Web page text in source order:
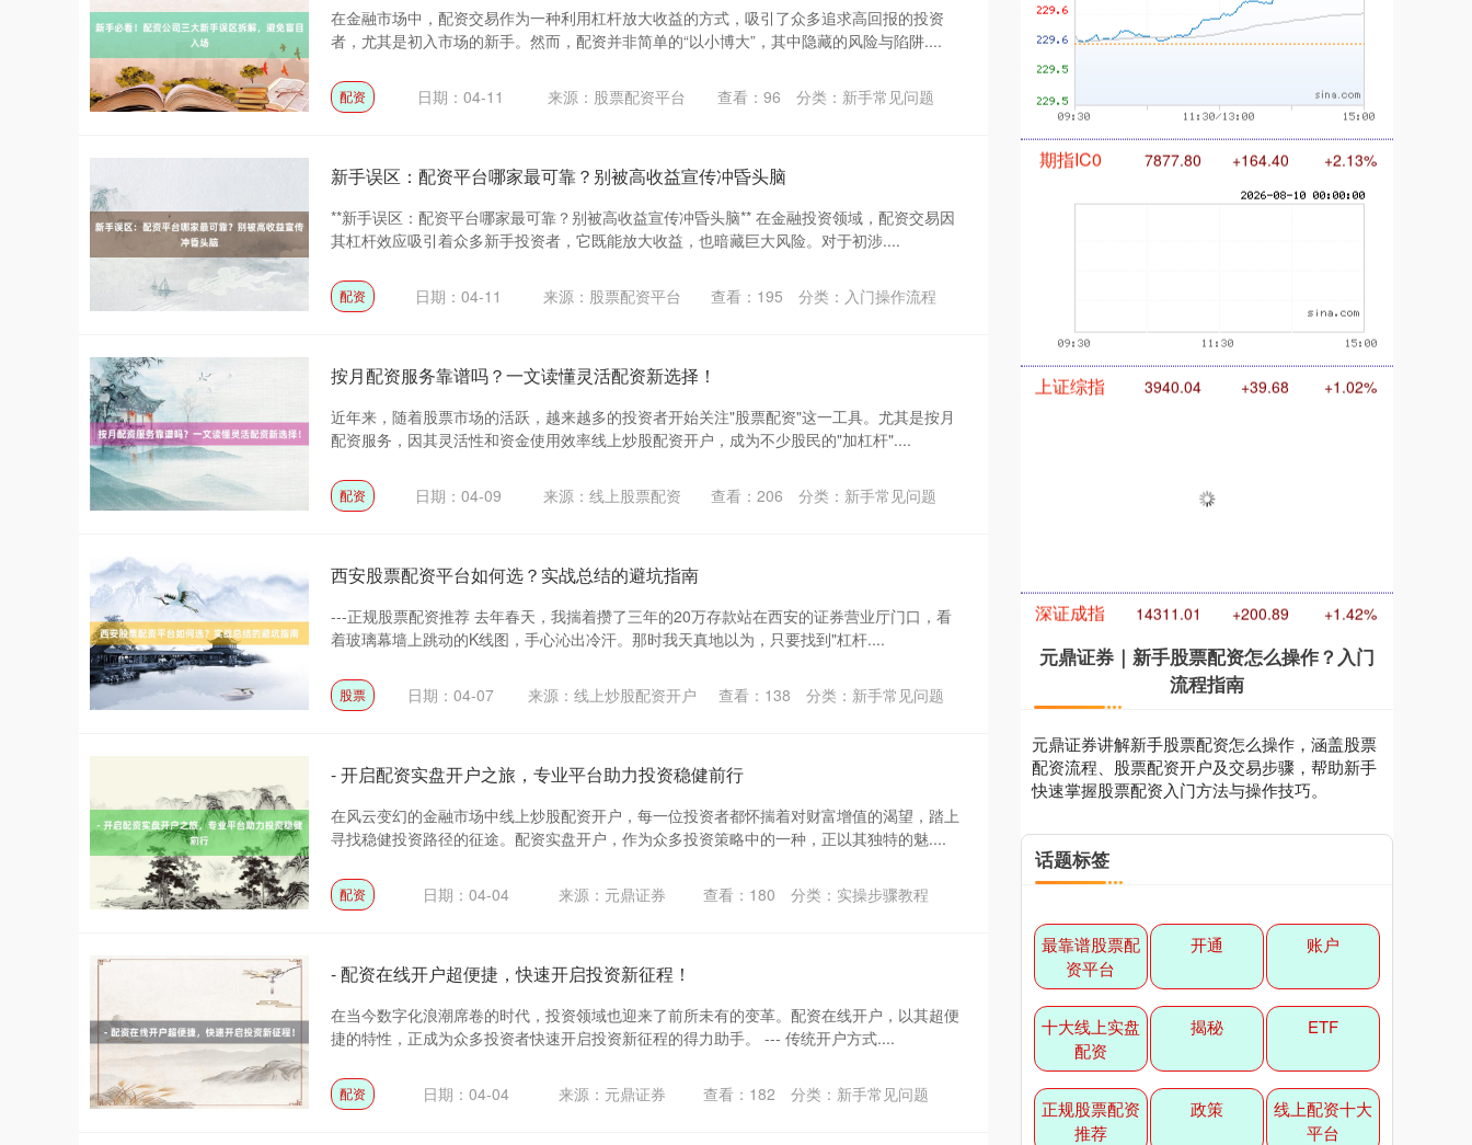
在金融市场中，配资交易作为一种利用杠杆放大收益的方式，吸引了众多追求高回报的投资
者，尤其是初入市场的新手。然而，配资并非简单的“以小博大”，其中隐藏的风险与陷阱....
配资 日期：04-11 来源：股票配资平台 查看： 96 分类： 新手常见问题
新手误区：配资平台哪家最可靠？别被高收益宣传冲昏头脑
**新手误区：配资平台哪家最可靠？别被高收益宣传冲昏头脑** 在金融投资领域，配资交易因
其杠杆效应吸引着众多新手投资者，它既能放大收益，也暗藏巨大风险。对于初涉....
配资 日期：04-11 来源：股票配资平台 查看： 195 分类： 入门操作流程
按月配资服务靠谱吗？一文读懂灵活配资新选择！
近年来，随着股票市场的活跃，越来越多的投资者开始关注"股票配资"这一工具。尤其是按月
配资服务，因其灵活性和资金使用效率线上炒股配资开户，成为不少股民的"加杠杆"....
配资 日期：04-09 来源：线上股票配资 查看： 206 分类： 新手常见问题
西安股票配资平台如何选？实战总结的避坑指南
---正规股票配资推荐 去年春天，我揣着攒了三年的20万存款站在西安的证券营业厅门口，看
着玻璃幕墙上跳动的K线图，手心沁出冷汗。那时我天真地以为，只要找到"杠杆....
股票 日期：04-07 来源：线上炒股配资开户 查看： 138 分类： 新手常见问题
- 开启配资实盘开户之旅，专业平台助力投资稳健前行
在风云变幻的金融市场中线上炒股配资开户，每一位投资者都怀揣着对财富增值的渴望，踏上
寻找稳健投资路径的征途。配资实盘开户，作为众多投资策略中的一种，正以其独特的魅....
配资 日期：04-04 来源：元鼎证券 查看： 180 分类： 实操步骤教程
- 配资在线开户超便捷，快速开启投资新征程！
在当今数字化浪潮席卷的时代，投资领域也迎来了前所未有的变革。配资在线开户，以其超便
捷的特性，正成为众多投资者快速开启投资新征程的得力助手。 --- 传统开户方式....
配资 日期：04-04 来源：元鼎证券 查看： 182 分类： 新手常见问题
国债指数 229.69 +0.10
深证成指
沪深300 4694.44 +43.13 +0.93%
元鼎证券｜新手股票配资怎么操作？入门
流程指南
元鼎证券讲解新手股票配资怎么操作，涵盖股票
配资流程、股票配资开户及交易步骤，帮助新手
快速掌握股票配资入门方法与操作技巧。
话题标签
最靠谱股票配
资平台
开通 账户
十大线上实盘
配资
揭秘 ETF
正规股票配资
推荐
政策
线上配资十大
平台